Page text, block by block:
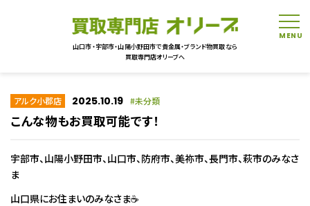
山口市・宇部市・山陽小野田市で貴金属・ブランド物買取なら
買取専門店オリーブへ
アルク小郡店 2025.10.19 未分類
こんな物もお買取可能です！
宇部市、山陽小野田市、山口市、防府市、美祢市、長門市、萩市のみなさ
ま
山口県にお住まいのみなさま☕